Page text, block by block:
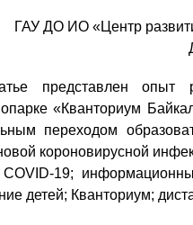
ГАУ ДО ИО «Центр
представлен опыт
«Кванториум
переходом
короновирусной
COVID-19;
детей; Кванториум;